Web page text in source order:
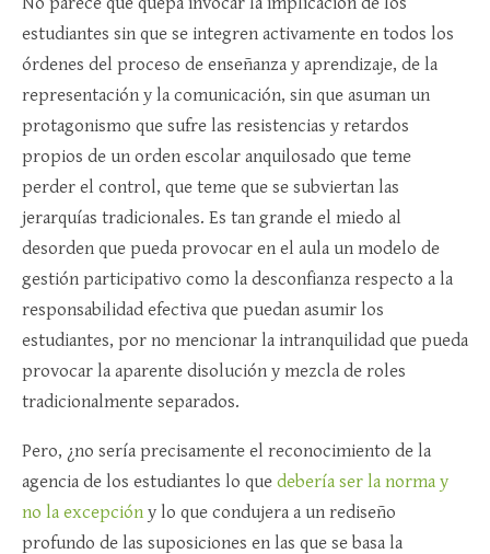
estudiantes sin que se integren activamente en todos los
órdenes del proceso de enseñanza y aprendizaje, de la
representación y la comunicación, sin que asuman un
protagonismo que sufre las resistencias y retardos
propios de un orden escolar anquilosado que teme
perder el control, que teme que se subviertan las
jerarquías tradicionales. Es tan grande el miedo al
desorden que pueda provocar en el aula un modelo de
gestión participativo como la desconfianza respecto a la
responsabilidad efectiva que puedan asumir los
estudiantes, por no mencionar la intranquilidad que pueda
provocar la aparente disolución y mezcla de roles
tradicionalmente separados.
Pero, ¿no sería precisamente el reconocimiento de la
agencia de los estudiantes lo que debería ser la norma y
no la excepción y lo que condujera a un rediseño
profundo de las suposiciones en las que se basa la